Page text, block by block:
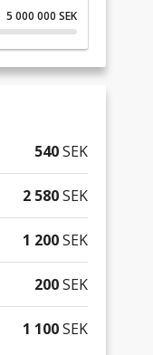
5 000 000 SEK
540SEK
2 580SEK
1 200SEK
200SEK
1 100SEK